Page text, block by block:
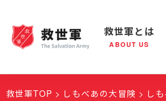
救世軍とは
ABOUT US
救世軍とは 世界が抱えてい
救
救世軍TOP しもべあの大冒険 し